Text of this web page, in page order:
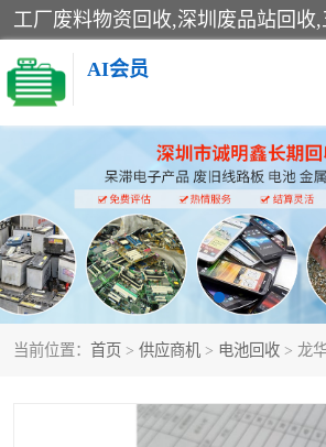
AI会员
当前位置： 首页 > 供应商机 > 电池回收 > 龙
线路板回收 电子
电子产品回收 电池
金属回收 机器